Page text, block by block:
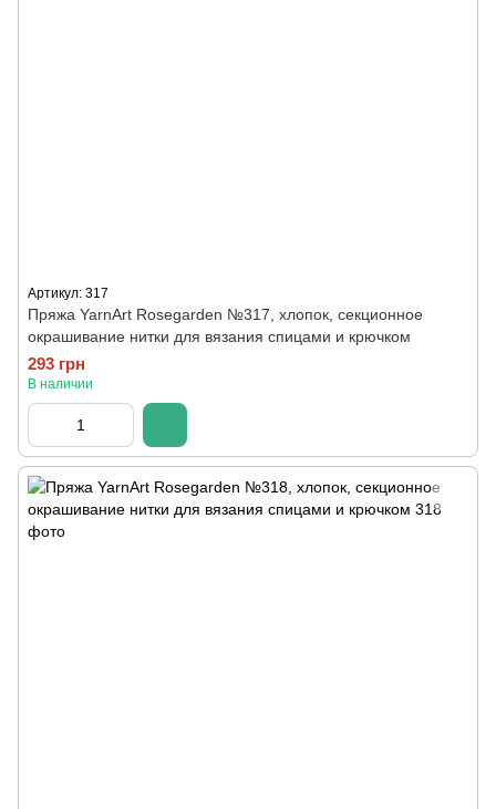
Артикул: 317
Пряжа YarnArt Rosegarden №317, хлопок, секционное
окрашивание нитки для вязания спицами и крючком
293 грн
В наличии